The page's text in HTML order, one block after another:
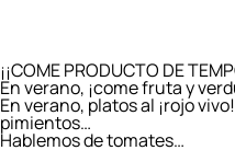
¡¡COME PRODUCTO DE
En verano, ¡come fruta y
​En verano, platos al ¡rojo
pimientos…​
​Hablemos de tomates…​